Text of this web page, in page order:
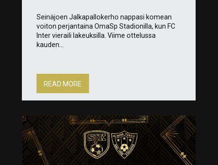
Seinäjoen Jalkapallokerho nappasi komean
voiton perjantaina OmaSp Stadionilla, kun FC
Inter vieraili lakeuksilla. Viime ottelussa
kauden...
READ MORE